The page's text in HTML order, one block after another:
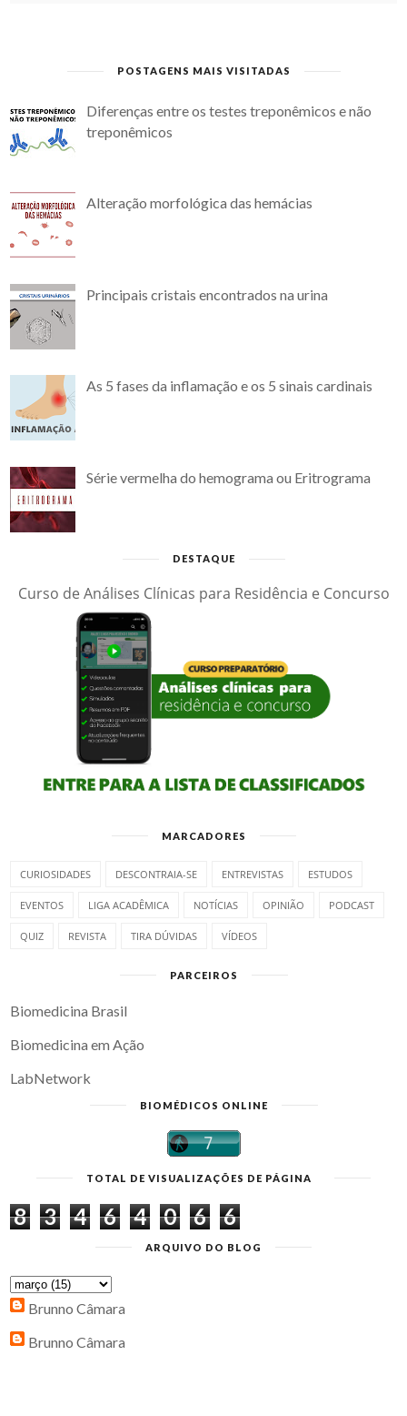
POSTAGENS MAIS VISITADAS
Diferenças entre os testes treponêmicos e não
treponêmicos
Alteração morfológica das hemácias
Principais cristais encontrados na urina
As 5 fases da inflamação e os 5 sinais cardinais
Série vermelha do hemograma ou Eritrograma
DESTAQUE
Curso de Análises Clínicas para Residência e Concurso
MARCADORES
CURIOSIDADES DESCONTRAIA-SE ENTREVISTAS ESTUDOS
EVENTOS LIGA ACADÊMICA NOTÍCIAS OPINIÃO PODCAST
QUIZ REVISTA TIRA DÚVIDAS VÍDEOS
PARCEIROS
Biomedicina Brasil
Biomedicina em Ação
LabNetwork
BIOMÉDICOS ONLINE
TOTAL DE VISUALIZAÇÕES DE PÁGINA
8 3 4 6 4 0 6 6
ARQUIVO DO BLOG
Brunno Câmara
Brunno Câmara